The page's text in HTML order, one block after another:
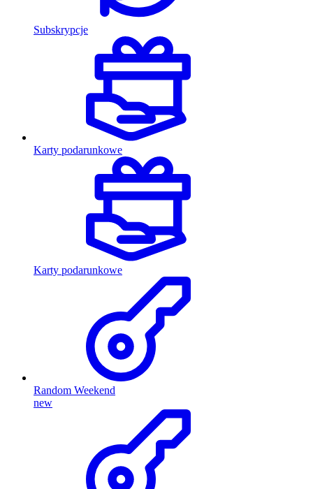
Subskrypcje
Karty podarunkowe
Karty podarunkowe
Random Weekend
new